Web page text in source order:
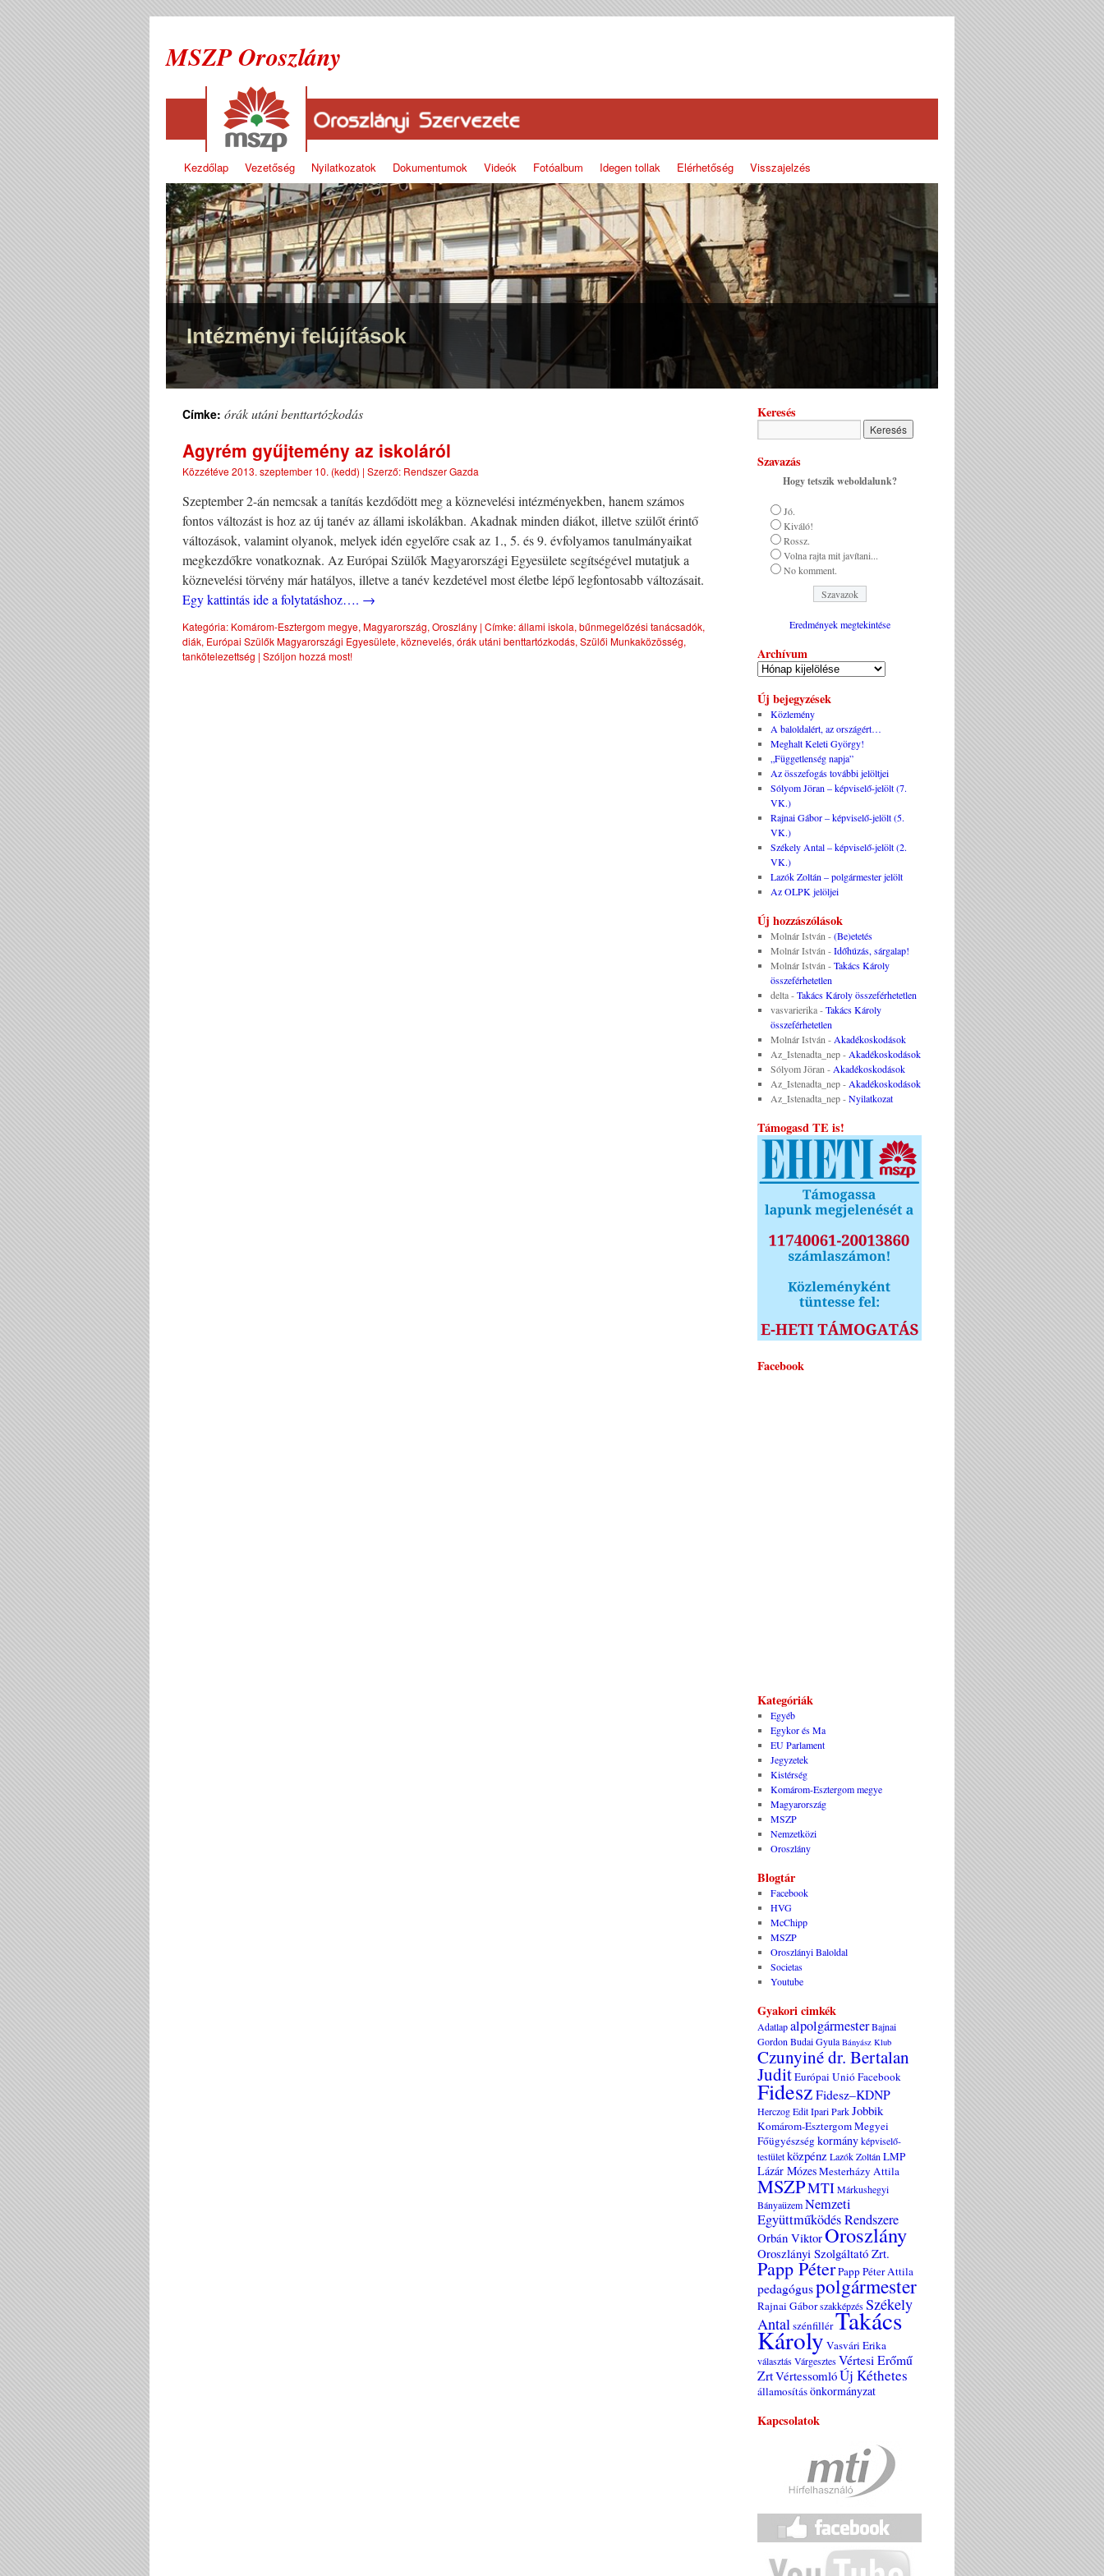
MSZP Oroszlány
Kezdőlap Vezetőség Nyilatkozatok Dokumentumok Videók Fotóalbum Idegen tollak Elérhetőség Visszajelzés
Intézményi felújítások
Címke: órák utáni benttartózkodás
Agyrém gyűjtemény az iskoláról
Közzétéve2013. szeptember 10. (kedd) | Szerző: Rendszer Gazda
Szeptember 2-án nemcsak a tanítás kezdődött meg a köznevelési intézményekben, hanem számos
fontos változást is hoz az új tanév az állami iskolákban. Akadnak minden diákot, illetve szülőt érintő
változások, valamint olyanok, melyek idén egyelőre csak az 1., 5. és 9. évfolyamos tanulmányaikat
megkezdőkre vonatkoznak. Az Európai Szülők Magyarországi Egyesülete segítségével mutatjuk a
köznevelési törvény már hatályos, illetve a tanév kezdetével most életbe lépő legfontosabb változásait.
Egy kattintás ide a folytatáshoz…. →
Kategória: Komárom-Esztergom megye, Magyarország, Oroszlány | Címke:állami iskola, bűnmegelőzési tanácsadók,
diák, Európai Szülők Magyarországi Egyesülete, köznevelés, órák utáni benttartózkodás, Szülői Munkaközösség,
tankötelezettség | Szóljon hozzá most!
Keresés
Szavazás
Hogy tetszik weboldalunk?
Jó.
Kiváló!
Rossz.
Volna rajta mit javítani...
No komment.
Eredmények megtekintése
Archívum
Új bejegyzések
Közlemény
A baloldalért, az országért…
Meghalt Keleti György!
„Függetlenség napja”
Az összefogás további jelöltjei
Sólyom Jöran – képviselő-jelölt (7.
VK.)
Rajnai Gábor – képviselő-jelölt (5.
VK.)
Székely Antal – képviselő-jelölt (2.
VK.)
Lazók Zoltán – polgármester jelölt
Az OLPK jelöljei
Új hozzászólások
Molnár István -(Be)etetés
Molnár István -Időhúzás, sárgalap!
Molnár István -Takács Károly
összeférhetetlen
delta-Takács Károly összeférhetetlen
vasvarierika-Takács Károly
összeférhetetlen
Molnár István - Akadékoskodások
Az_Istenadta_nep- Akadékoskodások
Sólyom Jöran - Akadékoskodások
Az_Istenadta_nep- Akadékoskodások
Az_Istenadta_nep-Nyilatkozat
Támogasd TE is!
Facebook
Kategóriák
Egyéb
Egykor és Ma
EU Parlament
Jegyzetek
Kistérség
Komárom-Esztergom megye
Magyarország
MSZP
Nemzetközi
Oroszlány
Blogtár
Facebook
HVG
McChipp
MSZP
Oroszlányi Baloldal
Societas
Youtube
Gyakori cimkék
AdatlapalpolgármesterBajnai
Gordon Budai Gyula Bányász Klub
Czunyiné dr. Bertalan
JuditEurópai UnióFacebook
FideszFidesz–KDNP
Herczog EditIpari ParkJobbik
Komárom-Esztergom Megyei
Főügyészség kormányképviselő-
testületközpénzLazók Zoltán LMP
Lázár MózesMesterházy Attila
MSZPMTIMárkushegyi
BányaüzemNemzeti
Együttműködés Rendszere
Orbán ViktorOroszlány
Oroszlányi Szolgáltató Zrt.
Papp PéterPapp Péter Attila
pedagóguspolgármester
Rajnai GáborszakképzésSzékely
AntalszénfillérTakács
KárolyVasvári Erika
választásVárgesztesVértesi Erőmű
ZrtVértessomlóÚj Kéthetes
államosításönkormányzat
Kapcsolatok